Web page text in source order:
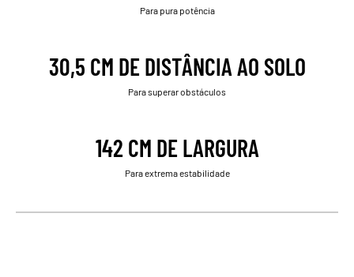
Para pura potência
30,5 CM DE DISTÂNCIA AO SOLO
Para superar obstáculos
142 CM DE LARGURA
Para extrema estabilidade